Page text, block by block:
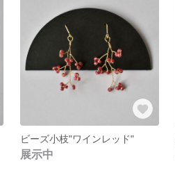
ビーズ小枝"ワインレッド"
展示中